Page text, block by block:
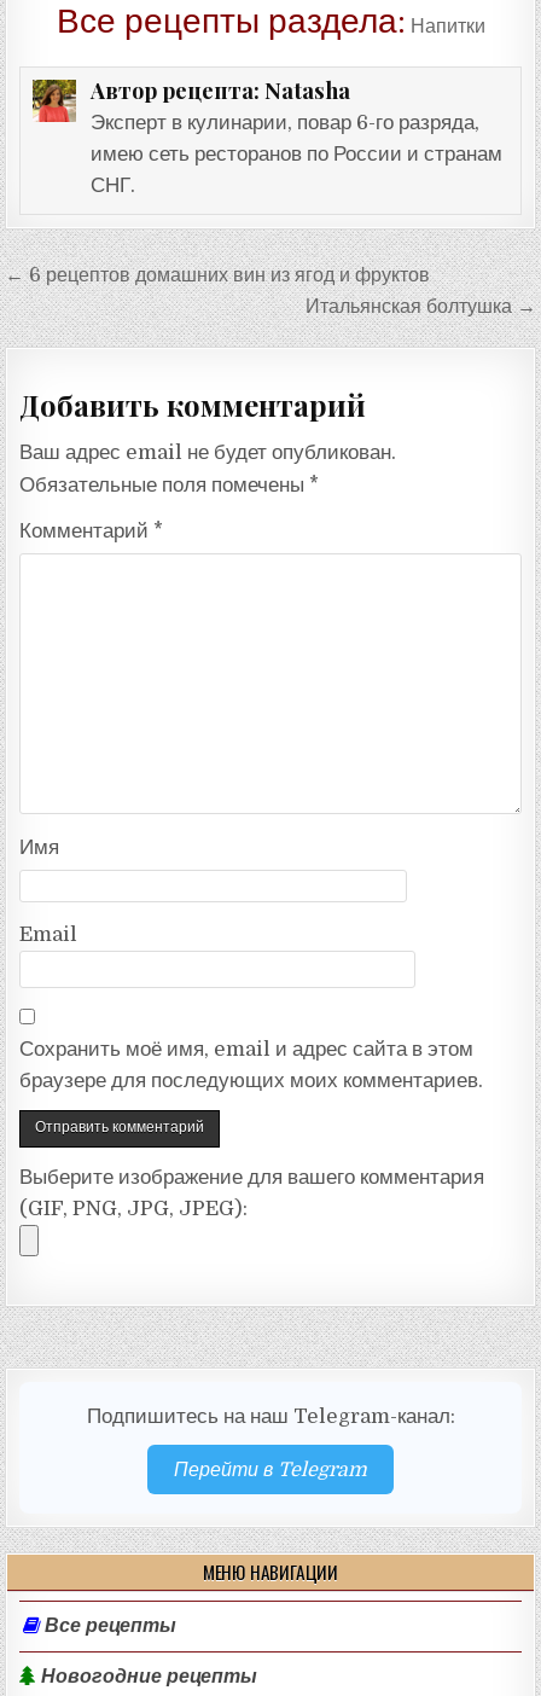
Все рецепты раздела: Напитки
Автор рецепта: Natasha
Эксперт в кулинарии, повар 6-го разряда,
имею сеть ресторанов по России и странам
СНГ.
Навигация
по
записям
← 6 рецептов домашних вин из ягод и фруктов
Итальянская болтушка →
Добавить комментарий
Ваш адрес email не будет опубликован.
Обязательные поля помечены *
Комментарий *
Имя
Email
Сохранить моё имя, email и адрес сайта в этом
браузере для последующих моих комментариев.
Выберите изображение для вашего комментария
(GIF, PNG, JPG, JPEG):
Подпишитесь на наш Telegram-канал:
Перейти в Telegram
МЕНЮ НАВИГАЦИИ
Все рецепты
Новогодние рецепты